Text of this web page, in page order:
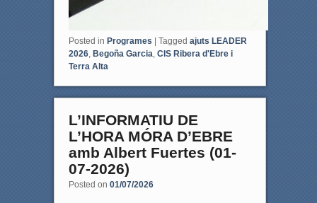
Posted in Programes | Tagged ajuts LEADER
2026, Begoña Garcia CIS Ribera d'Ebre i
Terra Alta
L’INFORMATIU DE
L’HORA MÓRA D’EBRE
amb Albert Fuertes (01-
07-2026)
Posted on 01/07/2026